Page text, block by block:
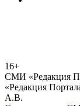
16+
СМИ «Редакция
«Редакция
А.В.